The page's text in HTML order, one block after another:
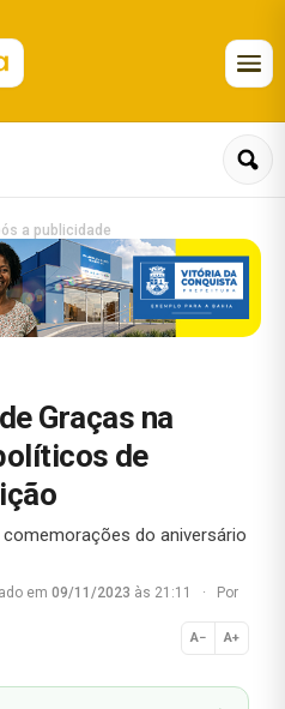
a publicidade
Graças na
de
do aniversário
em 09/11/2023 às 21:11 ·
Por
A− A+
Normal